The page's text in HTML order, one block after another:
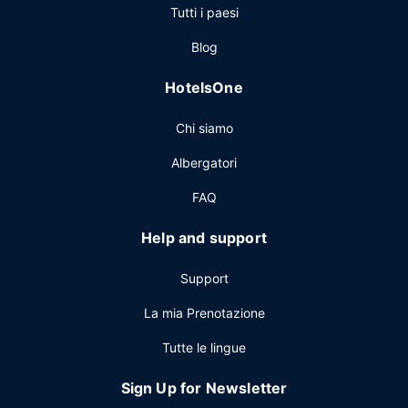
richiedi il comodo servizio in camera con orario limitato.
Presso questa struttura troverai un bar/lounge davvero
nei giorni feriali dalle ore 07:00 alle ore 11:00 e nel fine
Potrai usufruire di accesso gratuito a Internet via cavo, una
pianificando un evento a Kansas City? Presso un hotel
avrai a disposizione 743 metri quadrati di spazio con
Tutti i paesi
Blog
HotelsOne
Chi siamo
Albergatori
FAQ
Help and support
Support
La mia Prenotazione
Tutte le lingue
Sign Up for Newsletter